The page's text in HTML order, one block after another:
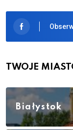
TWOJE
Białystok